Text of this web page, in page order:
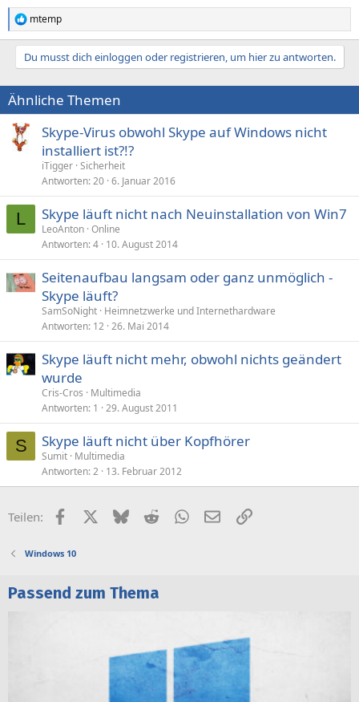
R
e
a
i
o
n
e
n
mtemp
Du musst dich einloggen oder registrieren, um hier zu antworten.
Ähnliche Themen
Skype-Virus obwohl Skype auf Windows nicht
installiert ist?!?
iTigger Sicherheit
Antworten 20 6. Januar 2016
L Skype läuft nicht nach Neuinstallation von Win7
LeoAnton Online
Antworten 4 10. August 2014
Seitenaufbau langsam oder ganz unmöglich -
Skype läuft?
SamSoNight Heimnetzwerke und Internethardware
Antworten 12 26. Mai 2014
Skype läuft nicht mehr, obwohl nichts geändert
wurde
Cris-Cros
Multimedia
Antworten 1 29. August 2011
S Skype läuft nicht über Kopfhörer
Sumit Multimedia
Antworten 2 13. Februar 2012
Teilen: FacebookX (Twitter)
BlueskyRedditWhatsApp
E-MailLink
Windows 10
Passend zum Thema